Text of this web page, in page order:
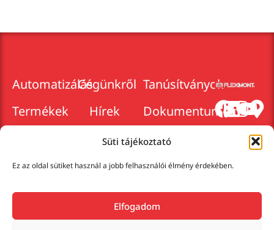
Süti tájékoztató
Ez az oldal sütiket használ a jobb felhasználói élmény érdekében.
Elfogadom
Automatizálás
Termékek
Márkaképviseletek
Szolgáltatások
Cégünkről
Hírek
Karrier
Kapcsolat
Tanúsítványok
Dokumentumok
Cégadatok
Adatkezelés